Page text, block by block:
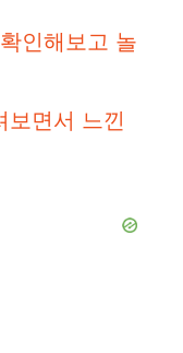
인해보고 놀
보면서 느낀